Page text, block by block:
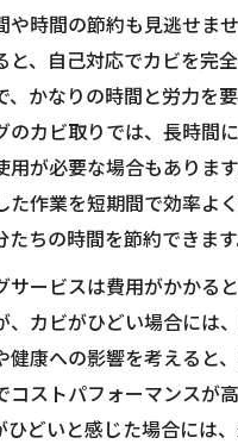
や時間の節約も見逃せま
と、自己対応でカビを完
かなりの時間と労力を要
のカビ取りでは、長時間
用が必要な場合もありま
た作業を短期間で効率よ
ちの時間を節約できます
サービスは費用がかかる
、カビがひどい場合には
健康への影響を考えると
コストパフォーマンスが
ひどいと感じた場合には